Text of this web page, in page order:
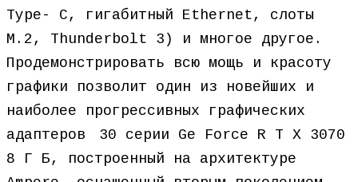
Type- C, гигабитный Ethernet, слоты
М.2, Thunderbolt 3) и многое другое.ﾠ
Продемонстрировать всю мощь и красоту
графики позволит один из новейших и
наиболее прогрессивных графических
адаптеровﾠ30 серии Ge Force R T X 3070
8 Г Б, построенный на архитектуре